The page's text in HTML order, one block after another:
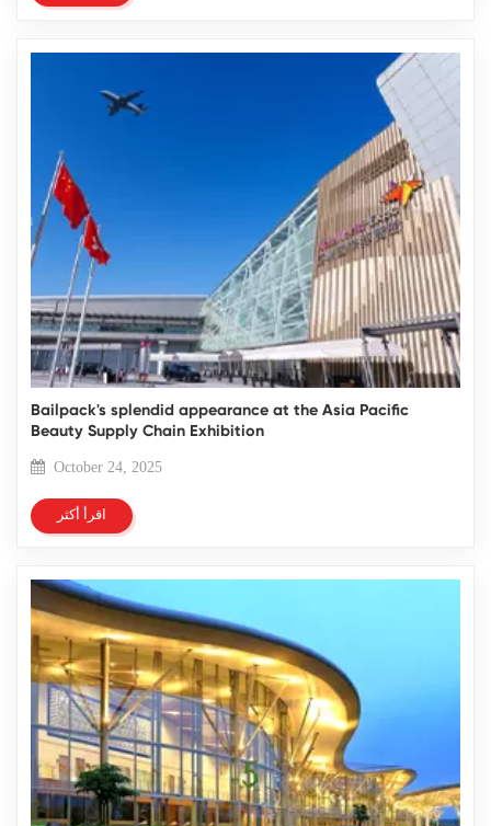
Bailpack's splendid appearance at the Asia Pacific
Beauty Supply Chain Exhibition
October 24, 2025
اقرأ أكثر